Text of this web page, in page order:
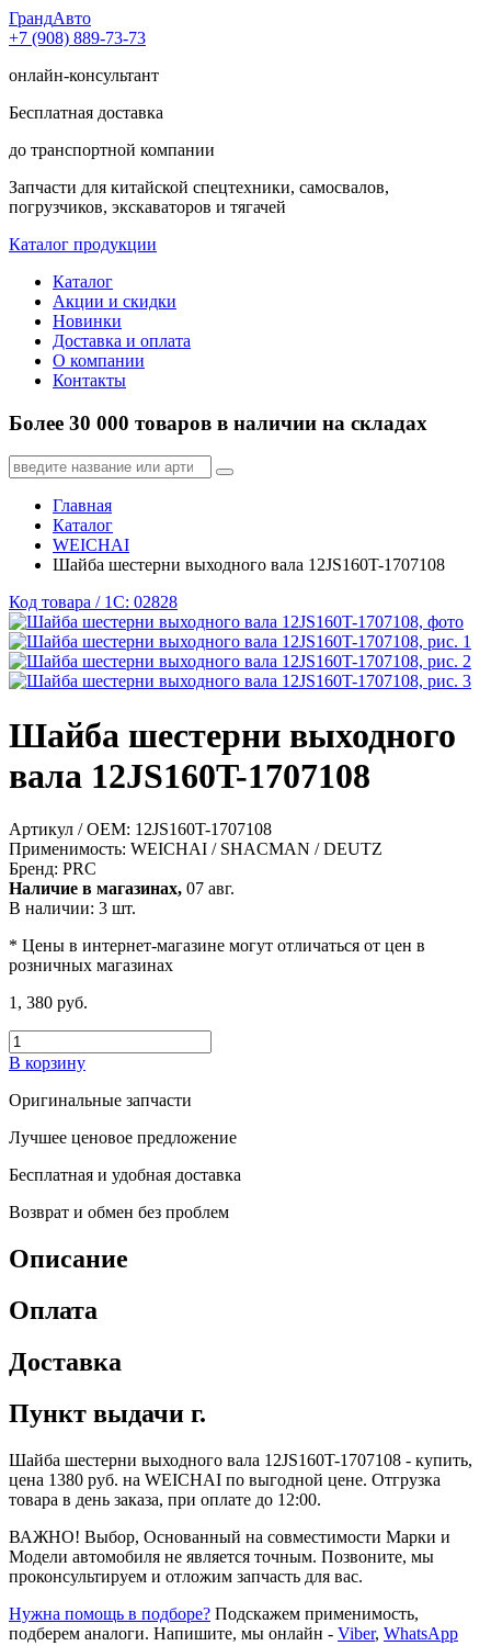
ГрандАвто
+7 (908) 889-73-73
онлайн-консультант
Бесплатная доставка
до транспортной компании
Запчасти для китайской спецтехники, самосвалов,
погрузчиков, экскаваторов и тягачей
Каталог продукции
Каталог
Акции и скидки
Новинки
Доставка и оплата
О компании
Контакты
Более 30 000 товаров в наличии на складах
Главная
Каталог
WEICHAI
Шайба шестерни выходного вала 12JS160T-1707108
Код товара / 1C: 02828
Шайба шестерни выходного
вала 12JS160T-1707108
Артикул / OEM: 12JS160T-1707108
Применимость: WEICHAI / SHACMAN / DEUTZ
Бренд: PRC
Наличие в магазинах, 07 авг.
В наличии: 3 шт.
* Цены в интернет-магазине могут отличаться от цен в
розничных магазинах
1, 380 руб.
В корзину
Оригинальные запчасти
Лучшее ценовое предложение
Бесплатная и удобная доставка
Возврат и обмен без проблем
Описание
Оплата
Доставка
Пункт выдачи г.
Шайба шестерни выходного вала 12JS160T-1707108 - купить,
цена 1380 руб. на WEICHAI по выгодной цене. Отгрузка
товара в день заказа, при оплате до 12:00.
ВАЖНО! Выбор, Основанный на совместимости Марки и
Модели автомобиля не является точным. Позвоните, мы
проконсультируем и отложим запчасть для вас.
Нужна помощь в подборе? Подскажем применимость,
подберем аналоги. Напишите, мы онлайн - Viber, WhatsApp